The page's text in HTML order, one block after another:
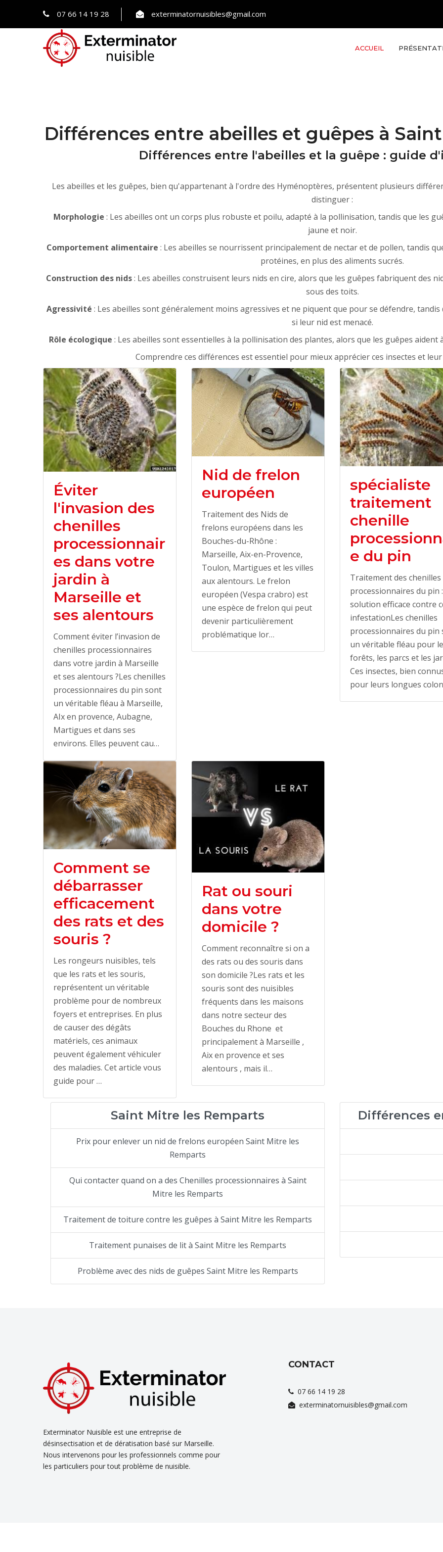
07 66 14 19 28 exterminatornuisibles@gmail.com
ACCUEIL
Différences entre abeilles et guêpes à
Différences entre l'abeilles et la guêpe : guide
Les abeilles et les guêpes, bien qu'appartenant à l'ordre des Hyménoptères, présentent plusieurs
distinguer :
Morphologie : Les abeilles ont un corps plus robuste et poilu, adapté à la pollinisation, tandis que les
jaune et noir.
Comportement alimentaire : Les abeilles se nourrissent principalement de nectar et de pollen, tandis
protéines, en plus des aliments sucrés.
Construction des nids: Les abeilles construisent leurs nids en cire, alors que les guêpes fabriquent des
sous des toits.
Agressivité : Les abeilles sont généralement moins agressives et ne piquent que pour se défendre,
si leur nid est menacé.
Rôle écologique : Les abeilles sont essentielles à la pollinisation des plantes, alors que les guêpes
Comprendre ces différences est essentiel pour mieux apprécier ces insectes et
Éviter
l'invasion des
chenilles
processionnair
es dans votre
jardin à
Marseille et
ses alentours
Comment éviter l’invasion de
chenilles processionnaires
dans votre jardin à Marseille
et ses alentours ?Les chenilles
processionnaires du pin sont
un véritable fléau à Marseille,
AIx en provence, Aubagne,
Martigues et dans ses
environs. Elles peuvent cau…
Nid de frelon
européen
Traitement des Nids de
frelons européens dans les
Bouches-du-Rhône :
Marseille, Aix-en-Provence,
Toulon, Martigues et les villes
aux alentours. Le frelon
européen (Vespa crabro) est
une espèce de frelon qui peut
devenir particulièrement
problématique lor…
spécialiste
traitement
chenille
e du pin
Traitement des chenilles
processionnaires du pin
solution efficace contre
infestationLes chenilles
processionnaires du pin
un véritable fléau pour
forêts, les parcs et les
Ces insectes, bien
pour leurs longues
Comment se
débarrasser
efficacement
des rats et des
souris ?
Les rongeurs nuisibles, tels
que les rats et les souris,
représentent un véritable
problème pour de nombreux
foyers et entreprises. En plus
de causer des dégâts
matériels, ces animaux
peuvent également véhiculer
des maladies. Cet article vous
guide pour …
Rat ou souri
dans votre
domicile ?
Comment reconnaître si on a
des rats ou des souris dans
son domicile ?Les rats et les
souris sont des nuisibles
fréquents dans les maisons
dans notre secteur des
Bouches du Rhone et
principalement à Marseille ,
Aix en provence et ses
alentours , mais il…
Saint Mitre les Remparts
Prix pour enlever un nid de frelons européen Saint Mitre les
Remparts
Qui contacter quand on a des Chenilles processionnaires à Saint
Mitre les Remparts
Traitement de toiture contre les guêpes à Saint Mitre les Remparts
Traitement punaises de lit à Saint Mitre les Remparts
Problème avec des nids de guêpes Saint Mitre les Remparts
Différences
Exterminator Nuisible est une entreprise de
désinsectisation et de dératisation basé sur Marseille.
Nous intervenons pour les professionnels comme pour
les particuliers pour tout problème de nuisible.
CONTACT
07 66 14 19 28
exterminatornuisibles@gmail.com